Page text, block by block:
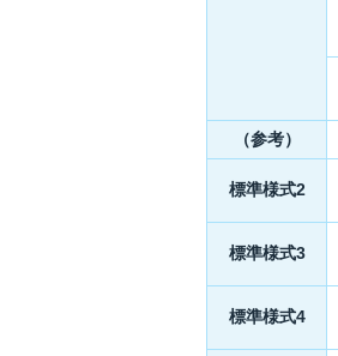
（参考）
標準様式2
標準様式3
標準様式4